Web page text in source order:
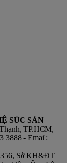
SÚC SẢN
TP.HCM,
3888 - Email:
Sở KH&ĐT